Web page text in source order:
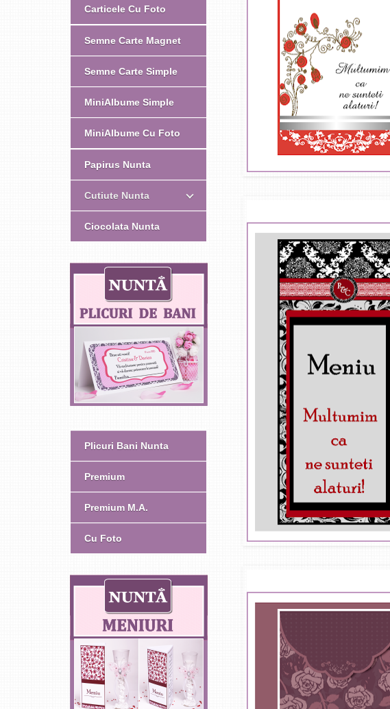
Carticele Cu Foto
Semne Carte Magnet
Semne Carte Simple
MiniAlbume Simple
MiniAlbume Cu Foto
Papirus Nunta
Cutiute Nunta
Ciocolata Nunta
Plicuri Bani Nunta
Premium
Premium M.A.
Cu Foto